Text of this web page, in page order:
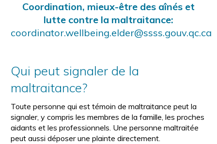
Coordination, mieux-être des aînés et
lutte contre la maltraitance:
coordinator.wellbeing.elder@ssss.gouv.qc.ca
Qui peut signaler de la
maltraitance?
Toute personne qui est témoin de maltraitance peut la
signaler, y compris les membres de la famille, les proches
aidants et les professionnels. Une personne maltraitée
peut aussi déposer une plainte directement.